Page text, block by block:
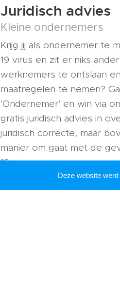
Juridisch advies
Kleine ondernemers
Krijg jij als ondernemer te
19 virus en zit er niks
werknemers te ontslaan
maatregelen te nemen?
'Ondernemer' en win via
gratis juridisch advies in
juridisch correcte, maar
manier om gaat met de
19 virus.
Deze website